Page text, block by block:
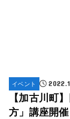
イベント
【加古川町
方」講座開催